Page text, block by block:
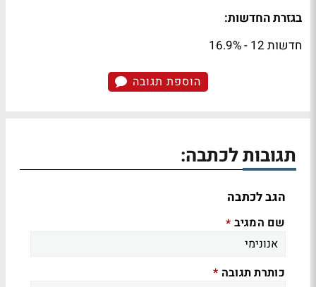
בגזרת החדשות:
חדשות 12 - 16.9%
הוספת תגובה
תגובות לכתבה:
הגב לכתבה
שם המגיב *
כותרת תגובה *